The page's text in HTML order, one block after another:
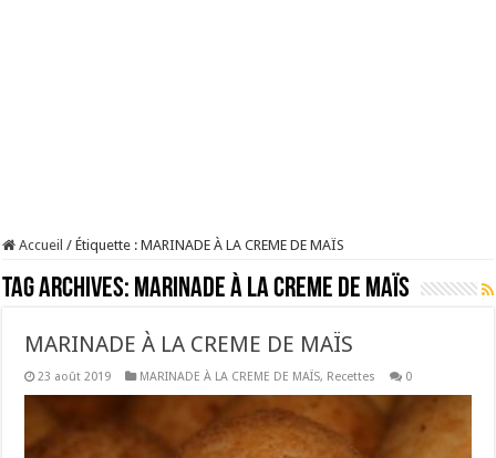
Accueil / Étiquette :MARINADE À LA CREME DE MAÏS
Tag Archives: MARINADE À LA CREME DE MAÏS
MARINADE À LA CREME DE MAÏS
23 août 2019 MARINADE À LA CREME DE MAÏS, Recettes 0